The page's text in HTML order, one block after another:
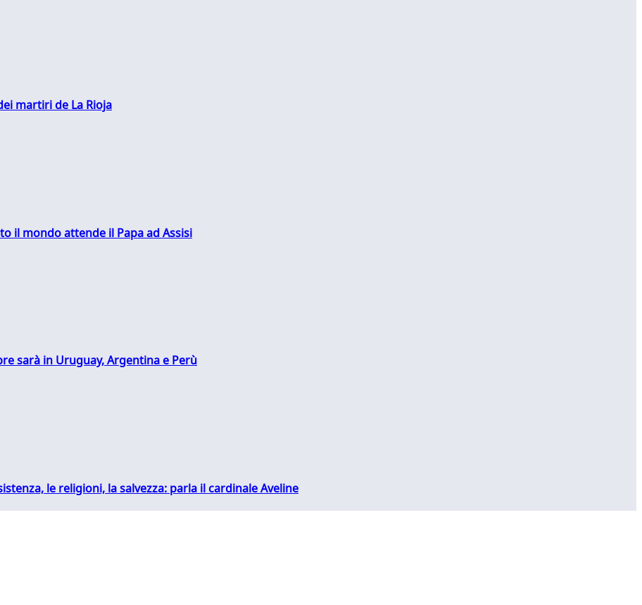
martiri de La Rioja
il mondo attende il Papa ad Assisi
sarà in Uruguay, Argentina e Perù
le religioni, la salvezza: parla il cardinale Aveline